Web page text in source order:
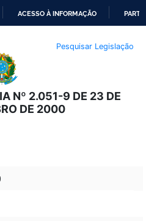
O
CONTEÚDO
ACESSO À INFORMAÇÃO
Pesquisar Legislação
Nº 2.051-9 DE 23 DE
DE 2000